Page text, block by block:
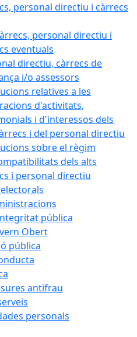
personal directiu i càrrecs
personal directiu i
eventuals
directiu, càrrecs de
i/o assessors
relatives a les
d'activitats,
i d'interessos dels
i del personal directiu
sobre el règim
dels alts
i personal directiu
pública
Obert
pública
antifrau
personals